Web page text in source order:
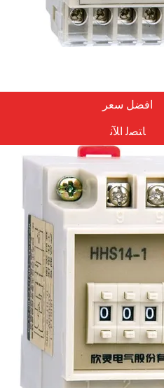
افضل سعر
ﺎﺘﺼﻟ ﺍﻶﻧ